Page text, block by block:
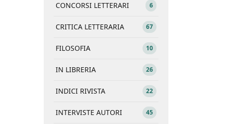
CONCORSI LETTERARI 6
CRITICA LETTERARIA 67
FILOSOFIA 10
IN LIBRERIA 26
INDICI RIVISTA 22
INTERVISTE AUTORI 45